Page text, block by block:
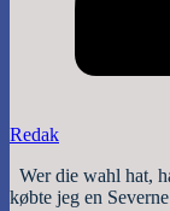
Redak
Wer die wahl hat,
købte jeg en